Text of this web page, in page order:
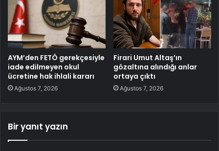
AYM’den FETÖ gerekçesiyle
iade edilmeyen okul
ücretine hak ihlali kararı
Ağustos 7, 2026
Firari Umut Altaş’ın
gözaltına alındığı anlar
ortaya çıktı
Ağustos 7, 2026
Bir yanıt yazın